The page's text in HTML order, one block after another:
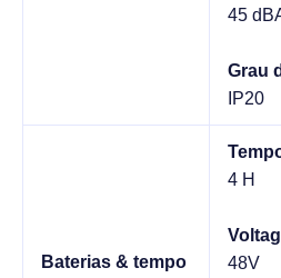
45
Grau
IP20
Baterias & tempo
4 H
48V